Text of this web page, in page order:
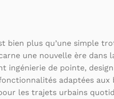
bien plus qu’une simple
une nouvelle ère dans
ingénierie de pointe, design
adaptées aux
les trajets urbains